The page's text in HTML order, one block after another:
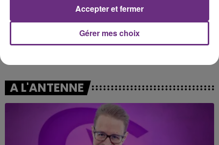
OLIVIA DEAN JUNGELI & EMMA
A L'ANTENNE
Gérer mes choix
Accepter et fermer